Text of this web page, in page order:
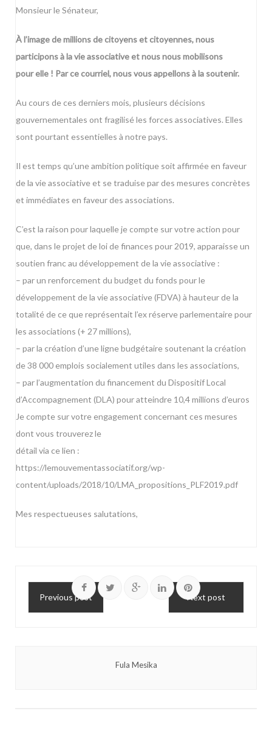
Monsieur le Sénateur,
À l’image de millions de citoyens et citoyennes, nous
participons à la vie associative et nous nous mobilisons
pour elle ! Par ce courriel, nous vous appellons à la soutenir.
Au cours de ces derniers mois, plusieurs décisions
gouvernementales ont fragilisé les forces associatives. Elles
sont pourtant essentielles à notre pays.
Il est temps qu’une ambition politique soit affirmée en faveur
de la vie associative et se traduise par des mesures concrètes
et immédiates en faveur des associations.
C’est la raison pour laquelle je compte sur votre action pour
que, dans le projet de loi de finances pour 2019, apparaisse un
soutien franc au développement de la vie associative :
– par un renforcement du budget du fonds pour le
développement de la vie associative (FDVA) à hauteur de la
totalité de ce que représentait l’ex réserve parlementaire pour
les associations (+ 27 millions),
– par la création d’une ligne budgétaire soutenant la création
de 38 000 emplois socialement utiles dans les associations,
– par l’augmentation du financement du Dispositif Local
d’Accompagnement (DLA) pour atteindre 10,4 millions d’euros
Je compte sur votre engagement concernant ces mesures
dont vous trouverez le
détail via ce lien :
https://lemouvementassociatif.org/wp-
content/uploads/2018/10/LMA_propositions_PLF2019.pdf
Mes respectueuses salutations,
Previous post Next post
Fula Mesika